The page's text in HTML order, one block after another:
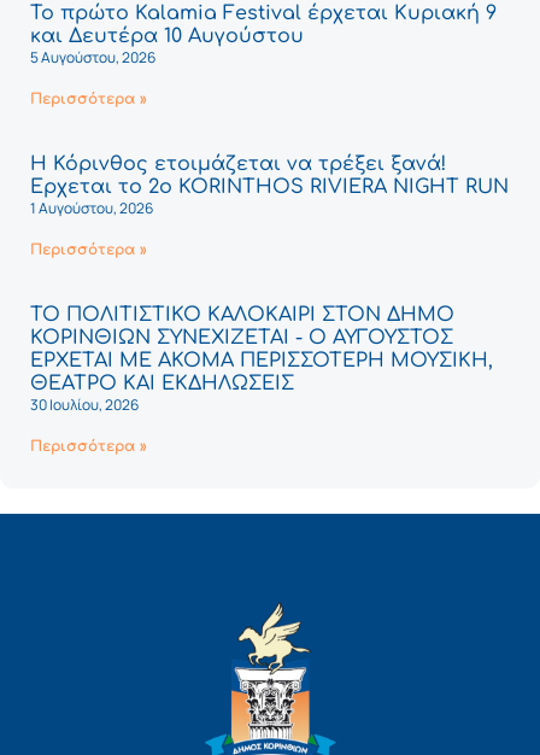
Το πρώτο Kalamia Festival έρχεται Κυριακή 9
και Δευτέρα 10 Αυγούστου
5 Αυγούστου, 2026
Περισσότερα »
Η Κόρινθος ετοιμάζεται να τρέξει ξανά!
Έρχεται το 2ο KORINTHOS RIVIERA NIGHT RUN
1 Αυγούστου, 2026
Περισσότερα »
ΤΟ ΠΟΛΙΤΙΣΤΙΚΟ ΚΑΛΟΚΑΙΡΙ ΣΤΟΝ ΔΗΜΟ
ΚΟΡΙΝΘΙΩΝ ΣΥΝΕΧΙΖΕΤΑΙ - Ο ΑΥΓΟΥΣΤΟΣ
ΕΡΧΕΤΑΙ ΜΕ ΑΚΟΜΑ ΠΕΡΙΣΣΟΤΕΡΗ ΜΟΥΣΙΚΗ,
ΘΕΑΤΡΟ ΚΑΙ ΕΚΔΗΛΩΣΕΙΣ
30 Ιουλίου, 2026
Περισσότερα »